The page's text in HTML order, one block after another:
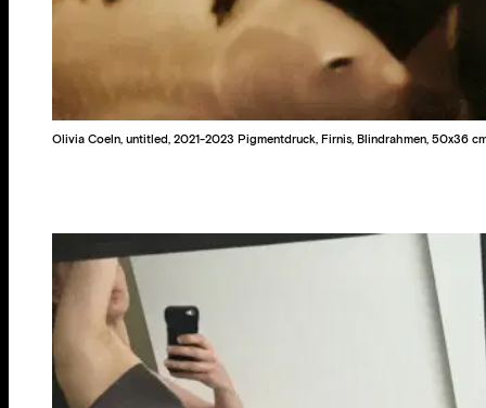
Olivia Coeln, untitled, 2021-2023 Pigmentdruck, Firnis, Blindrahmen, 50x36